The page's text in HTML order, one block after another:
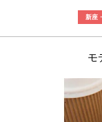
新座
モ